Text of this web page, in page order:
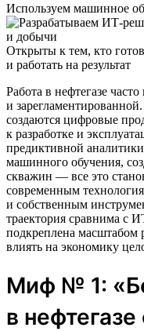
Используем машинное
Открыты к тем, кто
и работать на результат
Работа в нефтегазе
и
создаются цифровые
к разработке и
предиктивной
машинного обучения,
скважин — все это
современным
и собственным
траектория сравнима с
подкреплена масштабом
влиять на экономику
Миф № 1:
в